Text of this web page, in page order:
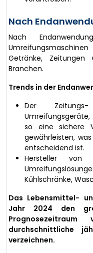
Nach
Nach
Getränke,
Branchen.
Trends in der
Der
so eine sichere
gewährleisten,
entscheidend ist.
Hersteller von
Kühlschränke,
Das Lebensmittel-
Jahr 2024 den
durchschnittliche
verzeichnen.